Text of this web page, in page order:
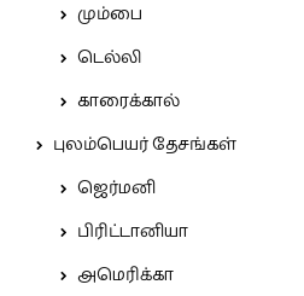
மும்பை
டெல்லி
காரைக்கால்
புலம்பெயர் தேசங்கள்
ஜெர்மனி
பிரிட்டானியா
அமெரிக்கா